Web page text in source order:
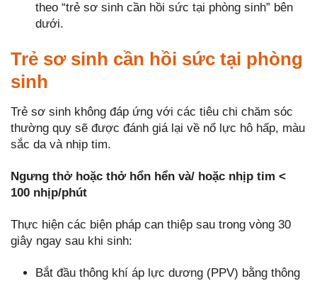
theo “trẻ sơ sinh cần hồi sức tại phòng sinh” bên
dưới.
Trẻ sơ sinh cần hồi sức tại phòng
sinh
Trẻ sơ sinh không đáp ứng với các tiêu chi chăm sóc
thường quy sẽ được đánh giá lại về nổ lực hô hấp, màu
sắc da và nhịp tim.
Ngưng thở hoặc thở hổn hển và/ hoặc nhịp tim <
100 nhịp/phút
Thực hiện các biện pháp can thiệp sau trong vòng 30
giây ngay sau khi sinh:
Bắt đầu thông khí áp lực dương (PPV) bằng thông